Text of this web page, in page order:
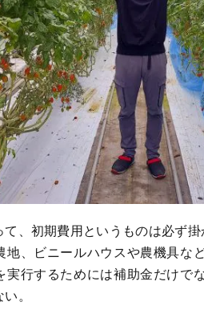
、初期費用というものは必ず掛
地、ビニールハウスや農機具な
実行するためには補助金だけで
。